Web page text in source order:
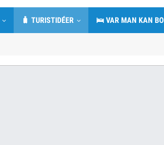
🧳 TURISTIDÉER 🛌 VAR MAN KAN BO